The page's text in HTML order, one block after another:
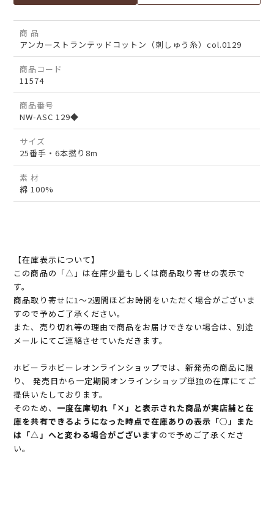
商 品
アンカーストランテッドコットン（刺しゅう糸）col.0129
商品コード
11574
商品番号
NW-ASC 129◆
サイズ
25番手・6本撚り8m
素 材
綿 100%
【在庫表示について】
この商品の「△」は在庫少量もしくは商品取り寄せの表示で
す。
商品取り寄せに1～2週間ほどお時間をいただく場合がございま
すので予めご了承ください。
また、売り切れ等の理由で商品をお届けできない場合は、別途
メールにてご連絡させていただきます。
ホビーラホビーレオンラインショップでは、新発売の商品に限
り、 発売日から一定期間オンラインショップ単独の在庫にてご
提供いたしております。
そのため、 一度在庫切れ「×」と表示された商品が実店舗と在
庫を共有できるようになった時点で在庫ありの表示「○」また
は「△」へと変わる場合がございますので予めご了承くださ
い。